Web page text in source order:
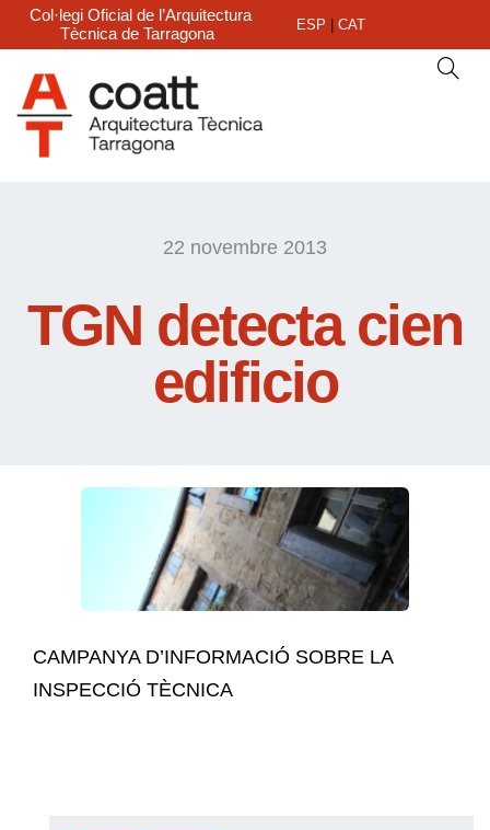
Col·legi Oficial de l’Arquitectura
Tècnica de Tarragona
ESP CAT
22 novembre 2013
TGN detecta cien
edificio
CAMPANYA D’INFORMACIÓ SOBRE LA
INSPECCIÓ TÈCNICA